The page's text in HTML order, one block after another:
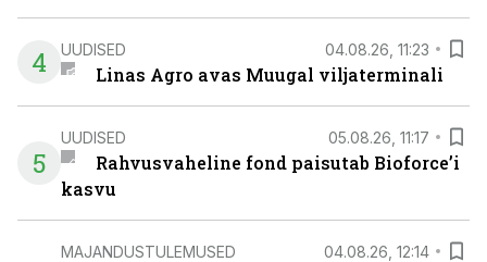
4 UUDISED 04.08.26, 11:23
Linas Agro avas Muugal viljaterminali
5
UUDISED 05.08.26, 11:17
Rahvusvaheline fond paisutab Bioforce’i
kasvu
MAJANDUSTULEMUSED 04.08.26, 12:14